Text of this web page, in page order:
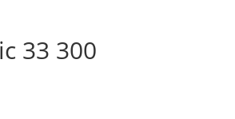
33 300